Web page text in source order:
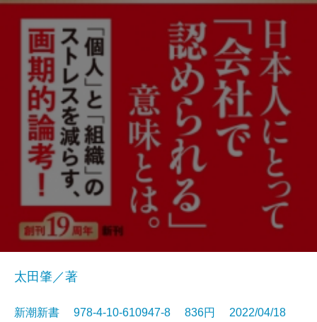
太田肇／著
新潮新書 978-4-10-610947-8 836円 2022/04/18